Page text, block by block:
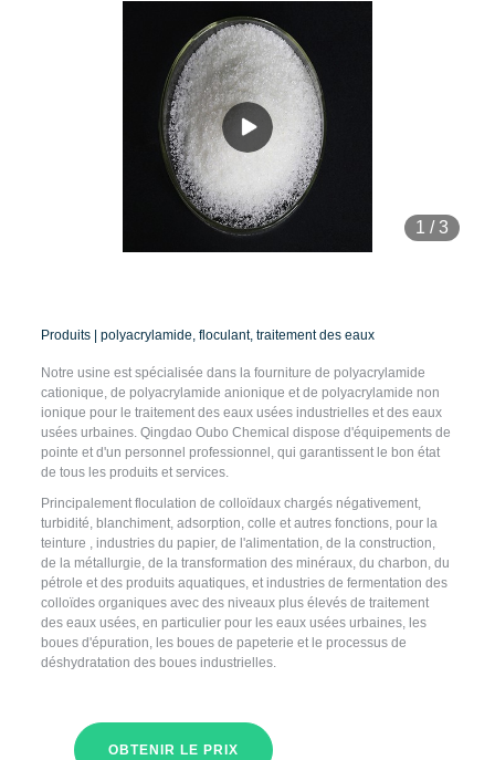
1 /3
Produits | polyacrylamide, floculant, traitement des eaux
Notre usine est spécialisée dans la fourniture de polyacrylamide
cationique, de polyacrylamide anionique et de polyacrylamide non
ionique pour le traitement des eaux usées industrielles et des eaux
usées urbaines. Qingdao Oubo Chemical dispose d'équipements de
pointe et d'un personnel professionnel, qui garantissent le bon état
de tous les produits et services.
Principalement floculation de colloïdaux chargés négativement,
turbidité, blanchiment, adsorption, colle et autres fonctions, pour la
teinture , industries du papier, de l'alimentation, de la construction,
de la métallurgie, de la transformation des minéraux, du charbon, du
pétrole et des produits aquatiques, et industries de fermentation des
colloïdes organiques avec des niveaux plus élevés de traitement
des eaux usées, en particulier pour les eaux usées urbaines, les
boues d'épuration, les boues de papeterie et le processus de
déshydratation des boues industrielles.
OBTENIR LE PRIX